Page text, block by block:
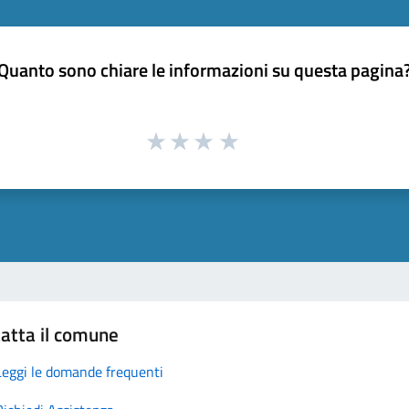
sono chiare le informazioni su questa
il comune
le domande frequenti